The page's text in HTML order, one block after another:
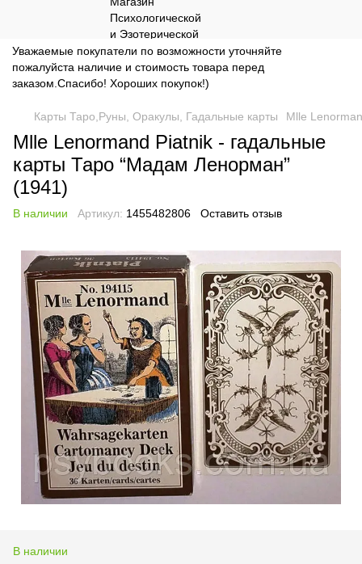
Уважаемые покупатели по возможности уточняйте
пожалуйста наличие и стоимость товара перед
заказом.Спасибо! Хороших покупок!)
Карты Таро,Руны, Оракулы, Гадальные карты Mlle
Mlle Lenormand Piatnik - гадальные
карты Таро “Мадам Ленорман”
(1941)
В наличии Артикул: 1455482806 Оставить отзыв
В наличии